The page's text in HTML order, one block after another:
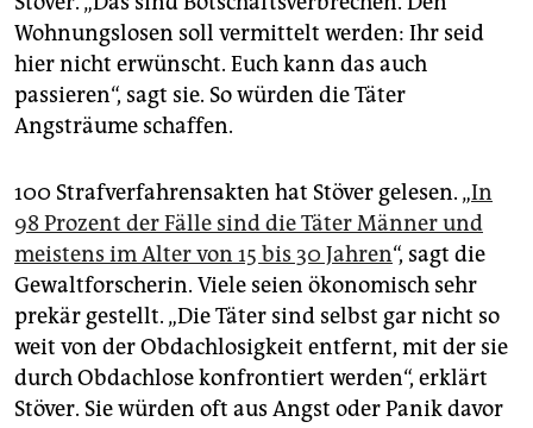
Wohnungslosen soll vermittelt werden: Ihr seid
hier nicht erwünscht. Euch kann das auch
passieren“, sagt sie. So würden die Täter
Angsträume schaffen.
100 Strafverfahrensakten hat Stöver gelesen. „In
98 Prozent der Fälle sind die Täter Männer und
meistens im Alter von 15 bis 30 Jahren“, sagt die
Gewaltforscherin. Viele seien ökonomisch sehr
prekär gestellt. „Die Täter sind selbst gar nicht so
weit von der Obdachlosigkeit entfernt, mit der sie
durch Obdachlose konfrontiert werden“, erklärt
Stöver. Sie würden oft aus Angst oder Panik davor